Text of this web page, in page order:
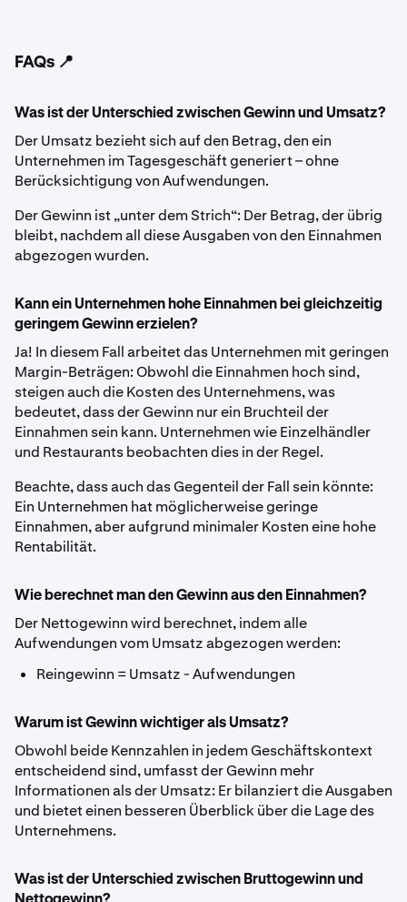
FAQs 📍
Was ist der Unterschied zwischen Gewinn und Umsatz?
Der Umsatz bezieht sich auf den Betrag, den ein
Unternehmen im Tagesgeschäft generiert – ohne
Berücksichtigung von Aufwendungen.
Der Gewinn ist „unter dem Strich“: Der Betrag, der übrig
bleibt, nachdem all diese Ausgaben von den Einnahmen
abgezogen wurden.
Kann ein Unternehmen hohe Einnahmen bei gleichzeitig
geringem Gewinn erzielen?
Ja! In diesem Fall arbeitet das Unternehmen mit geringen
Margin-Beträgen: Obwohl die Einnahmen hoch sind,
steigen auch die Kosten des Unternehmens, was
bedeutet, dass der Gewinn nur ein Bruchteil der
Einnahmen sein kann. Unternehmen wie Einzelhändler
und Restaurants beobachten dies in der Regel.
Beachte, dass auch das Gegenteil der Fall sein könnte:
Ein Unternehmen hat möglicherweise geringe
Einnahmen, aber aufgrund minimaler Kosten eine hohe
Rentabilität.
Wie berechnet man den Gewinn aus den Einnahmen?
Der Nettogewinn wird berechnet, indem alle
Aufwendungen vom Umsatz abgezogen werden:
Reingewinn = Umsatz - Aufwendungen
Warum ist Gewinn wichtiger als Umsatz?
Obwohl beide Kennzahlen in jedem Geschäftskontext
entscheidend sind, umfasst der Gewinn mehr
Informationen als der Umsatz: Er bilanziert die Ausgaben
und bietet einen besseren Überblick über die Lage des
Unternehmens.
Was ist der Unterschied zwischen Bruttogewinn und